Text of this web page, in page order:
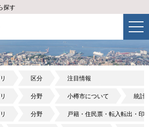
探す
区分 注目情報
分野 小樽市について 統計
分野 戸籍・住民票・転入転出・印